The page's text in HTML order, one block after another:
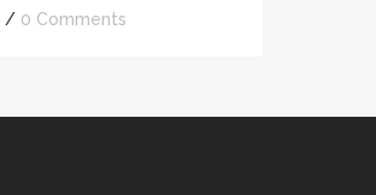
/ 0 Comments